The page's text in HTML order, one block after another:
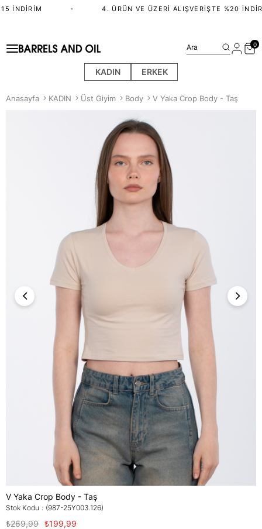
İNDIRIM 4. ÜRÜN VE ÜZERI ALIŞVERIŞTE %20
KADIN ERKEK
Ara 0
Anasayfa KADIN Üst Giyim Body V Yaka Crop Body - Taş
V Yaka Crop Body - Taş
Stok Kodu (987-25Y003.126)
₺269,99 ₺199,99